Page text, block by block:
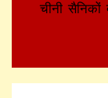
चीनी सैनिकों